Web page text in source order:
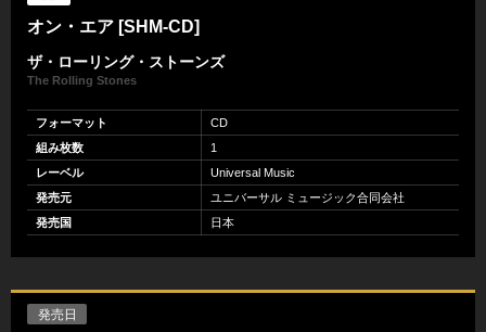
オン・エア [SHM-CD]
ザ・ローリング・ストーンズ
The Rolling Stones
フォーマット
CD
組み枚数
1
レーベル
Universal Music
発売元
ユニバーサル ミュージック合同会社
発売国
日本
発売日